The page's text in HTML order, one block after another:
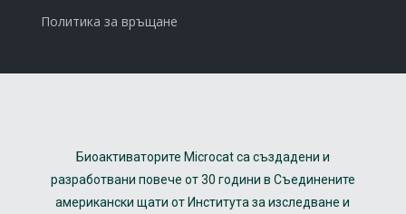
Политика за връщане
Биоактиваторите Microcat са създадени и
разработвани повече от 30 години в Съединените
американски щати от Института за изследване и